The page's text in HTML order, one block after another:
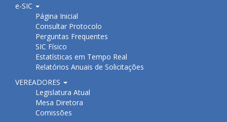
e-SIC
Página Inicial
Consultar Protocolo
Perguntas Frequentes
SIC Físico
Estatísticas em Tempo Real
Relatórios Anuais de Solicitações
VEREADORES
Legislatura Atual
Mesa Diretora
Comissões